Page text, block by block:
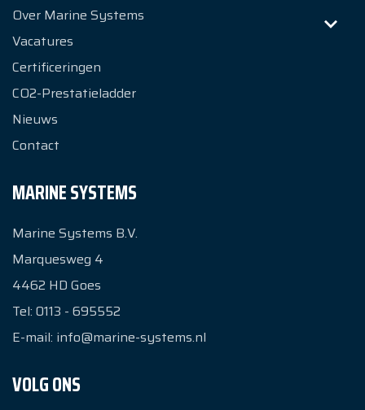
Over Marine Systems
Vacatures
Certificeringen
CO2-Prestatieladder
Nieuws
Contact
MARINE SYSTEMS
Marine Systems B.V.
Marquesweg 4
4462 HD Goes
Tel: 0113 - 695552
E-mail: info@marine-systems.nl
VOLG ONS